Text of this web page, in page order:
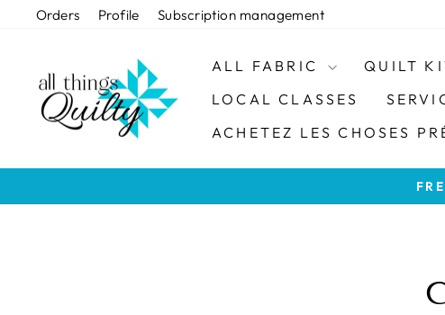
PasserOrders Profile Subscription management
ALL FABRIC QUILT
LOCAL CLASSES
ACHETEZ LES CHOSES